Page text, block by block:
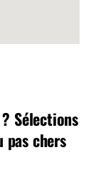
Sélections
pas chers